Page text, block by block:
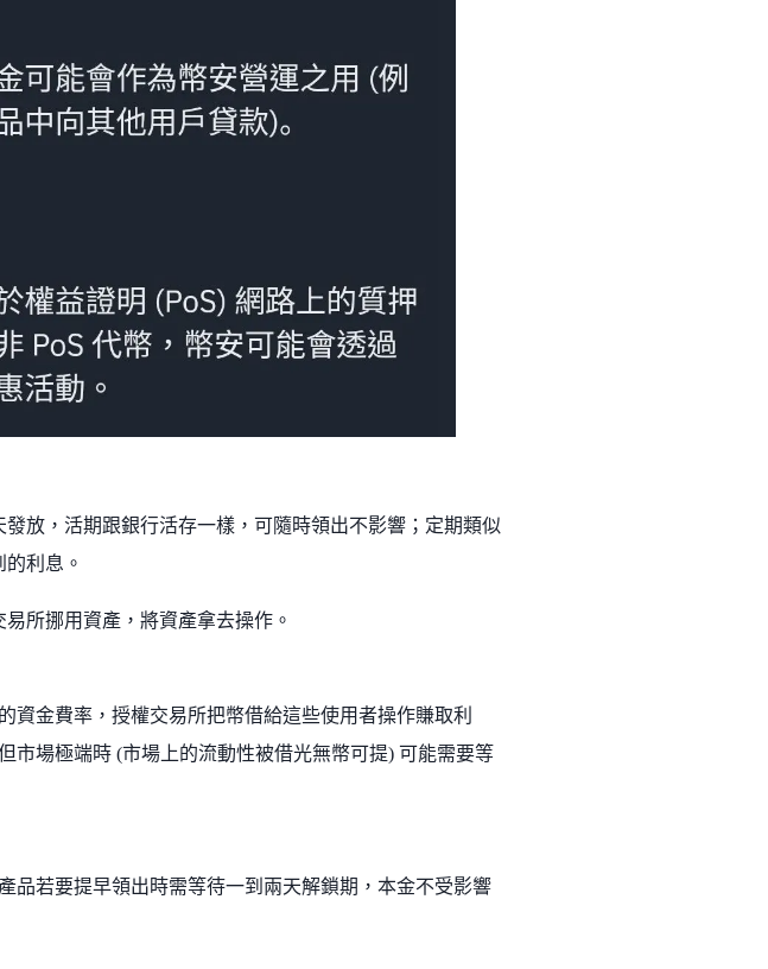
放，活期跟銀行活存一樣，可隨時領出不影響；定期類似
利息。
所挪用資產，將資產拿去操作。
資金費率，授權交易所把幣借給這些使用者操作賺取利
市場極端時 (市場上的流動性被借光無幣可提) 可能需要等
品若要提早領出時需等待一到兩天解鎖期，本金不受影響